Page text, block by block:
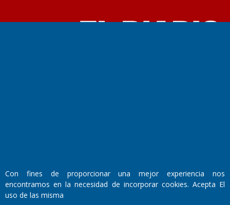
Domicilio Legal: José Ingenieros 855,
Santa Rosa, La Pampa.
Número de Registro DNDA:
Con fines de proporcionar una mejor experiencia nos
encontramos en la necesidad de incorporar cookies. Acepta El
uso de las misma